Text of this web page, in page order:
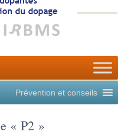
Prévention et conseils
« P2 »